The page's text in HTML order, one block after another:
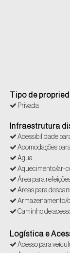
Tipo de
Privada
Infraestrutura
Acessibilidade
Acomodações
Água
Aquecimento/ar-
Área para
Áreas para
Armazenamento/
Caminho de
Eletricidade 110V
Eletricidade 220V
Logística e
Acesso para